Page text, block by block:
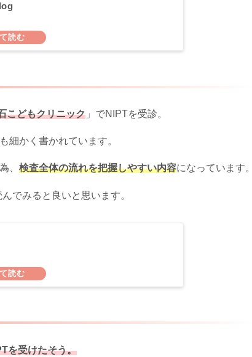
こどもクリニック 」でNIPTを受診。
細かく書かれています。
、 検査全体の流れを把握しやすい内容になっています。
でみると良いと思います。
を受けたそう。